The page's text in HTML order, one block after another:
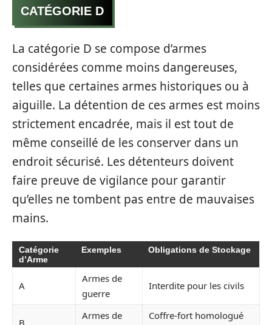
CATÉGORIE D
La catégorie D se compose d’armes
considérées comme moins dangereuses,
telles que certaines armes historiques ou à
aiguille. La détention de ces armes est moins
strictement encadrée, mais il est tout de
même conseillé de les conserver dans un
endroit sécurisé. Les détenteurs doivent
faire preuve de vigilance pour garantir
qu’elles ne tombent pas entre de mauvaises
mains.
Catégorie
d’Arme
Exemples Obligations de Stockage
A
Armes de
guerre
Interdite pour les civils
B
Armes de
Coffre-fort homologué